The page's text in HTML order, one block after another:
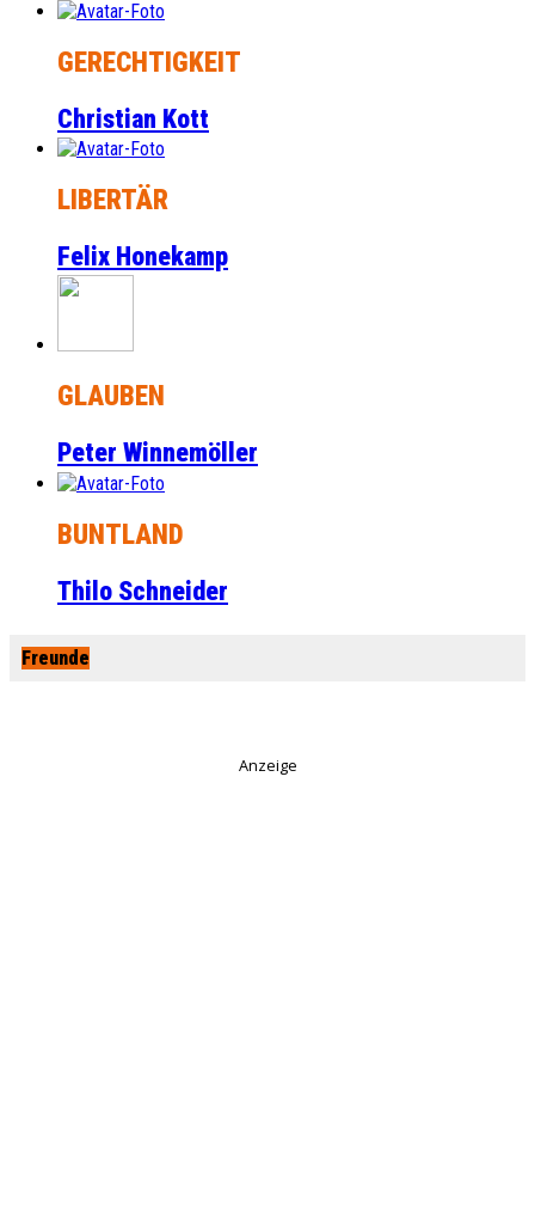
GERECHTIGKEIT
Christian Kott
LIBERTÄR
Felix Honekamp
GLAUBEN
Peter Winnemöller
BUNTLAND
Thilo Schneider
Freunde
Anzeige